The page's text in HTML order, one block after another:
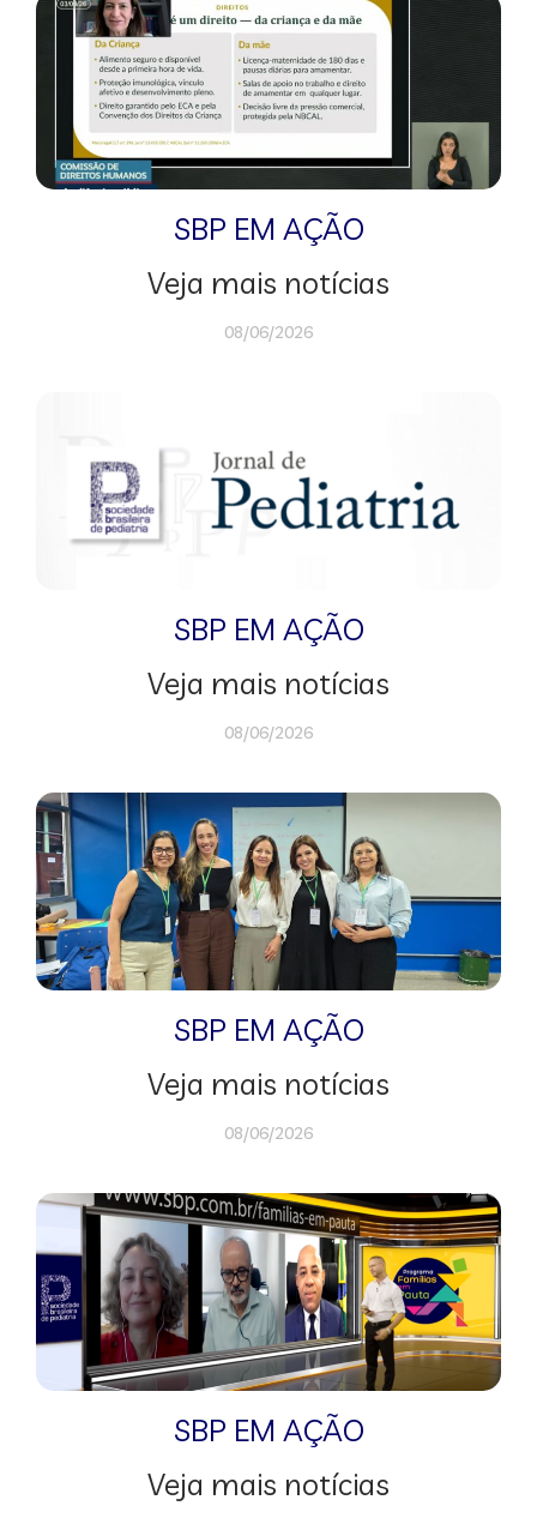
SBP EM AÇÃO
Veja mais notícias
08/06/2026
SBP EM AÇÃO
Veja mais notícias
08/06/2026
SBP EM AÇÃO
Veja mais notícias
08/06/2026
SBP EM AÇÃO
Veja mais notícias